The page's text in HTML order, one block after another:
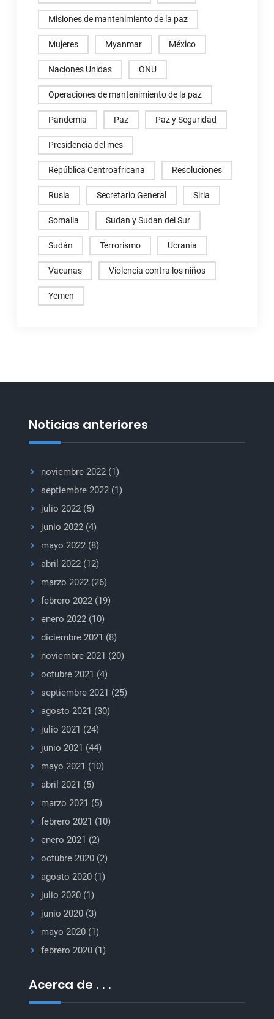
Misiones de mantenimiento de la paz
Mujeres Myanmar México
Naciones Unidas ONU
Operaciones de mantenimiento de la paz
Pandemia Paz Paz y Seguridad
Presidencia del mes
República Centroafricana Resoluciones
Rusia Secretario General Siria
Somalia Sudan y Sudan del Sur
Sudán Terrorismo Ucrania
Vacunas Violencia contra los niños
Yemen
Noticias anteriores
noviembre 2022(1)
septiembre 2022(1)
julio 2022(5)
junio 2022(4)
mayo 2022(8)
abril 2022(12)
marzo 2022(26)
febrero 2022(19)
enero 2022(10)
diciembre 2021 (8)
noviembre 2021 (20)
octubre 2021 (4)
septiembre 2021 (25)
agosto 2021 (30)
julio 2021 (24)
junio 2021 (44)
mayo 2021 (10)
abril 2021 (5)
marzo 2021 (5)
febrero 2021 (10)
enero 2021 (2)
octubre 2020(2)
agosto 2020(1)
julio 2020(1)
junio 2020(3)
mayo 2020(1)
febrero 2020(1)
Acerca de . . .